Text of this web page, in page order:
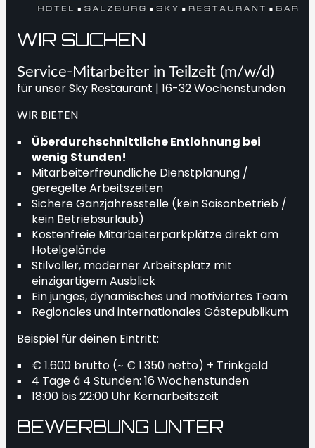
WIR SUCHEN
Service-Mitarbeiter in Teilzeit (m/w/d)
für unser Sky Restaurant | 16-32 Wochenstunden
WIR BIETEN
Überdurchschnittliche Entlohnung bei
wenig Stunden!
Mitarbeiterfreundliche Dienstplanung /
geregelte Arbeitszeiten
Sichere Ganzjahresstelle (kein Saisonbetrieb /
kein Betriebsurlaub)
Kostenfreie Mitarbeiterparkplätze direkt am
Hotelgelände
Stilvoller, moderner Arbeitsplatz mit
einzigartigem Ausblick
Ein junges, dynamisches und motiviertes Team
Regionales und internationales Gästepublikum
Beispiel für deinen Eintritt:
€ 1.600 brutto (~ € 1.350 netto) + Trinkgeld
4 Tage á 4 Stunden: 16 Wochenstunden
18:00 bis 22:00 Uhr Kernarbeitszeit
BEWERBUNG UNTER